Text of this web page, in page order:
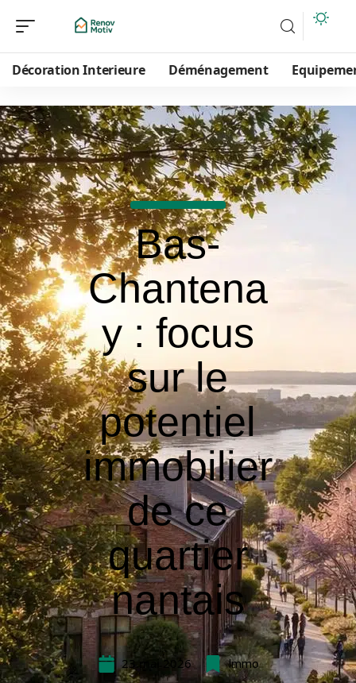
Décoration Interieure Déménagement
Bas-
Chantena
y : focus
sur le
potentiel
immobilier
de ce
quartier
nantais
23 mai 2026 Immo